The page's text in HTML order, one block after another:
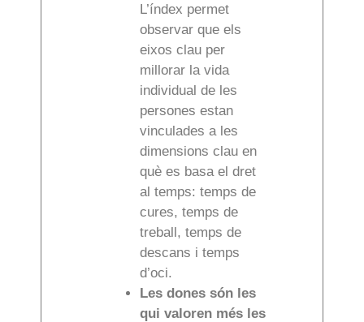
L’índex permet
observar que els
eixos clau per
millorar la vida
individual de les
persones estan
vinculades a les
dimensions clau en
què es basa el dret
al temps: temps de
cures, temps de
treball, temps de
descans i temps
d’oci.
Les dones són les
qui valoren més les